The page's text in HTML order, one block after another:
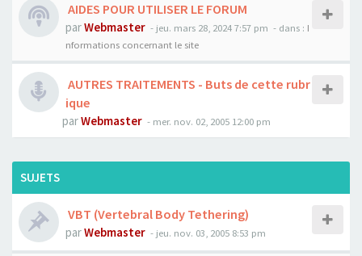
AIDES POUR UTILISER LE FORUM
parWebmaster - jeu. mars 28, 2024 7:57 pm - dans : I
nformations concernant le site
AUTRES TRAITEMENTS - Buts de cette rubr
ique
parWebmaster - mer. nov. 02, 2005 12:00 pm
SUJETS
VBT (Vertebral Body Tethering)
parWebmaster - jeu. nov. 03, 2005 8:53 pm